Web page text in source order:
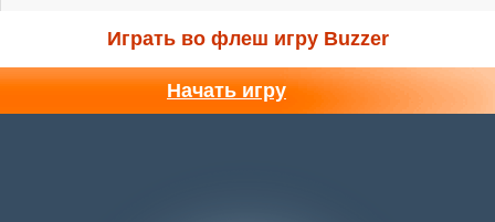
Играть во флеш игру Buzzer
Начать игру